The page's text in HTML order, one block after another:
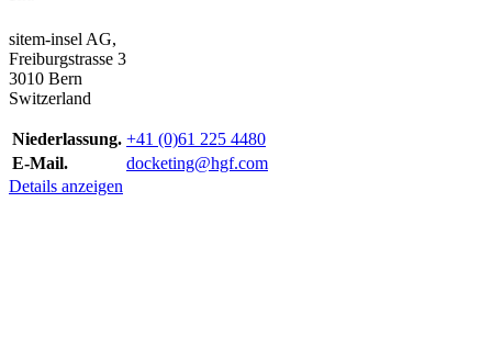
sitem-insel AG,
Freiburgstrasse 3
3010 Bern
Switzerland
Niederlassung. +41 (0)61 225 4480
E-Mail.
docketing@hgf.com
Details anzeigen